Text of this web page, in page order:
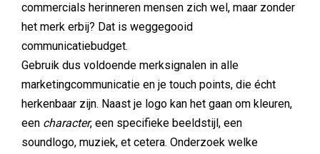
commercials herinneren mensen zich wel, maar zonder
het merk erbij? Dat is weggegooid
communicatiebudget.
Gebruik dus voldoende merksignalen in alle
marketingcommunicatie en je touch points, die écht
herkenbaar zijn. Naast je logo kan het gaan om kleuren,
een character, een specifieke beeldstijl, een
soundlogo, muziek, et cetera. Onderzoek welke